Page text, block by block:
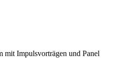
mit Impulsvorträgen und Panel